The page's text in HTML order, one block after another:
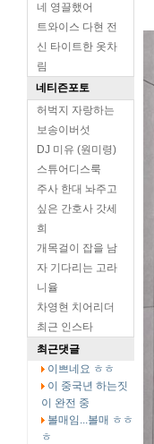
네 영끌했어
트와이스 다현 전
신 타이트한 옷차
림
네티즌포토
허벅지 자랑하는
보송이버섯
DJ 미유 (원미령)
스튜어디스룩
주사 한대 놔주고
싶은 간호사 갓세
희
개목걸이 잡을 남
자 기다리는 고라
니율
차영현 치어리더
최근 인스타
최근댓글
이쁘네요 ㅎㅎ
이 중국년 하는짓
이 완전 중
볼매임...볼매 ㅎㅎ
ㅎ